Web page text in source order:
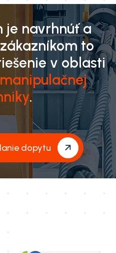
je navrhnúť a
to
v oblasti
.
dopytu